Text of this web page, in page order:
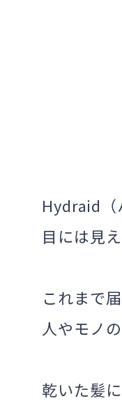
Hydraid（
目には見
これまで
人やモノの
乾いた髪